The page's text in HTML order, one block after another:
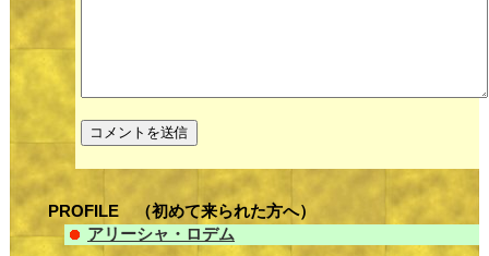
PROFILE （初めて来られた方へ）
アリーシャ・ロデム